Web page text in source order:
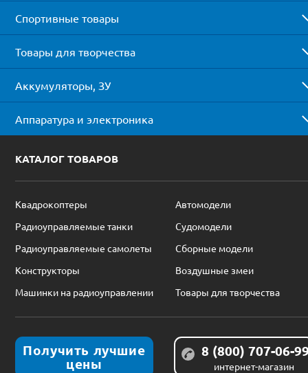
Спортивные товары
Товары для творчества
Аккумуляторы, ЗУ
Аппаратура и электроника
КАТАЛОГ ТОВАРОВ
Квадрокоптеры
Автомодели
Радиоуправляемые танки
Судомодели
Радиоуправляемые самолеты
Сборные модели
Конструкторы
Воздушные змеи
Машинки на радиоуправлении
Товары для творчества
Получить лучшие
цены
8 (800) 707-06-
интернет-магазин